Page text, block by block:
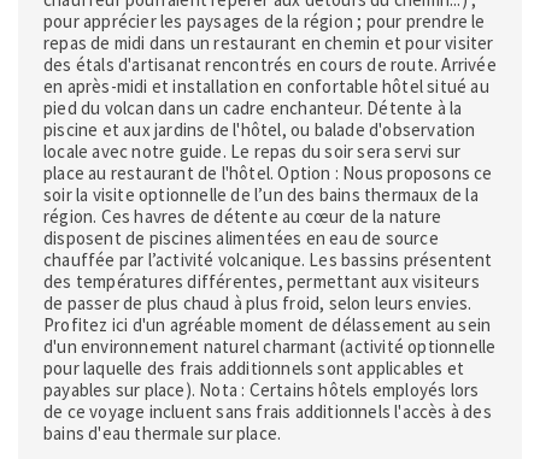
pour apprécier les paysages de la région ; pour prendre le
repas de midi dans un restaurant en chemin et pour visiter
des étals d'artisanat rencontrés en cours de route. Arrivée
en après-midi et installation en confortable hôtel situé au
pied du volcan dans un cadre enchanteur. Détente à la
piscine et aux jardins de l'hôtel, ou balade d'observation
locale avec notre guide. Le repas du soir sera servi sur
place au restaurant de l'hôtel. Option : Nous proposons ce
soir la visite optionnelle de l’un des bains thermaux de la
région. Ces havres de détente au cœur de la nature
disposent de piscines alimentées en eau de source
chauffée par l’activité volcanique. Les bassins présentent
des températures différentes, permettant aux visiteurs
de passer de plus chaud à plus froid, selon leurs envies.
Profitez ici d'un agréable moment de délassement au sein
d'un environnement naturel charmant (activité optionnelle
pour laquelle des frais additionnels sont applicables et
payables sur place). Nota : Certains hôtels employés lors
de ce voyage incluent sans frais additionnels l'accès à des
bains d'eau thermale sur place.